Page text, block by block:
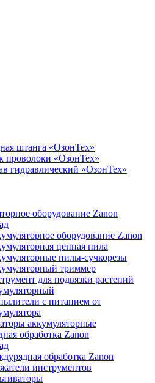
штанга «ОзонТех»
проволоки «ОзонТех»
гидравлический «ОзонТех»
оборудование Zanon
оборудование Zanon
цепная пила
пилы-сучкорезы
триммер
для подвязки растений
с питанием от
аккумуляторные
обработка Zanon
обработка Zanon
инструментов